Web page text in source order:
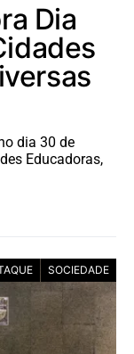
Dia
dia 30 de
Educadoras,
SOCIEDADE